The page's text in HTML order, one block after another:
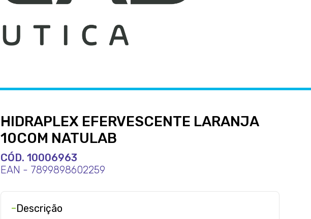
HIDRAPLEX EFERVESCENTE LARANJA
10COM NATULAB
CÓD. 10006963
EAN - 7899898602259
-Descrição